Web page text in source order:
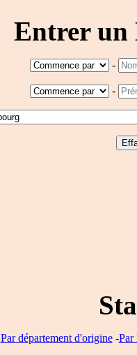
Entrer un
-
-
Par département d'origine-Par